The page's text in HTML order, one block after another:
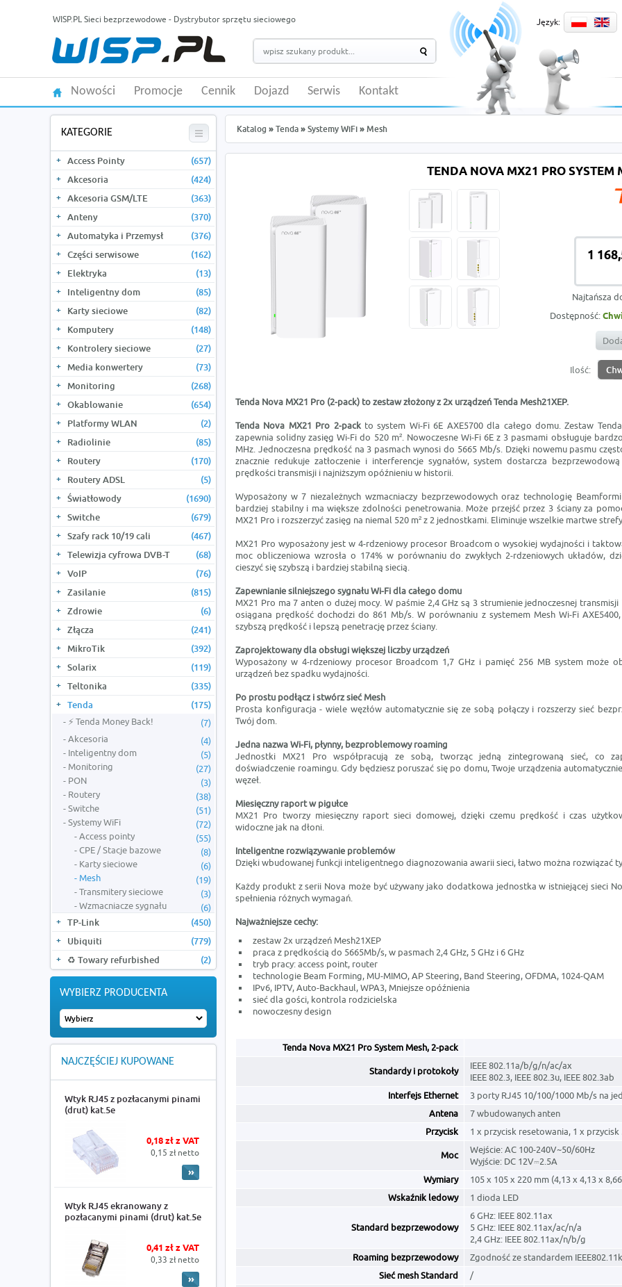
WISP.PL Sieci bezprzewodowe - Dystrybutor sprzętu sieciowego Język:
Nowości Promocje Cennik Dojazd Serwis Kontakt
KATEGORIE
Access Pointy
(657)
Akcesoria
(424)
Akcesoria GSM/LTE
(363)
Anteny
(370)
Automatyka i Przemysł
(376)
Części serwisowe
(162)
Elektryka
(13)
Inteligentny dom
(85)
Karty sieciowe
(82)
Komputery
(148)
Kontrolery sieciowe
(27)
Media konwertery
(73)
Monitoring
(268)
Okablowanie
(654)
Platformy WLAN
(2)
Radiolinie
(85)
Routery
(170)
Routery ADSL
(5)
Światłowody
(1690)
Switche
(679)
Szafy rack 10/19 cali
(467)
Telewizja cyfrowa DVB-T
(68)
VoIP
(76)
Zasilanie
(815)
Zdrowie
(6)
Złącza
(241)
MikroTik
(392)
Solarix
(119)
Teltonika
(335)
Tenda
(175)
⚡ Tenda Money Back!
(7)
Akcesoria
(4)
Inteligentny dom
(5)
Monitoring
(27)
PON
(3)
Routery
(38)
Switche
(51)
Systemy WiFi
(72)
Access pointy
(55)
CPE / Stacje bazowe
(8)
Karty sieciowe
(6)
Mesh
(19)
Transmitery sieciowe
(3)
Wzmacniacze sygnału
(6)
TP-Link
(450)
Ubiquiti
(779)
♻️ Towary refurbished
(2)
WYBIERZ PRODUCENTA
NAJCZĘŚCIEJ KUPOWANE
Wtyk RJ45 z pozłacanymi pinami
(drut) kat.5e
0,18 zł z VAT
0,15 zł netto
Wtyk RJ45 ekranowany z
pozłacanymi pinami (drut) kat.5e
0,41 zł z VAT
0,33 zł netto
Katalog » Tenda » Systemy WiFi » Mesh
TENDA NOVA MX21 PRO SYSTEM
1
Najtańsza
Dostępność:
Ilość:
Tenda Nova MX21 Pro (2-pack) to zestaw złożony z 2x urządzeń Tenda Mesh21XEP.
Tenda Nova MX21 Pro 2-packto system Wi-Fi 6E AXE5700 dla całego domu. Zestaw
zapewnia solidny zasięg Wi-Fi do 520 m². Nowoczesne Wi-Fi 6E z 3 pasmami obsługuje
MHz. Jednoczesna prędkość na 3 pasmach wynosi do 5665 Mb/s. Dzięki nowemu pasmu
znacznie redukuje zatłoczenie i interferencje sygnałów, system dostarcza
prędkości transmisji i najniższym opóźnieniu w historii.
Wyposażony w 7 niezależnych wzmacniaczy bezprzewodowych oraz technologię
bardziej stabilny i ma większe zdolności penetrowania. Może przejść przez 3 ściany za
MX21 Pro i rozszerzyć zasięg na niemal 520 m² z 2 jednostkami. Eliminuje wszelkie martwe
MX21 Pro wyposażony jest w 4-rdzeniowy procesor Broadcom o wysokiej wydajności i
moc obliczeniowa wzrosła o 174% w porównaniu do zwykłych 2-rdzeniowych układów,
cieszyć się szybszą i bardziej stabilną siecią.
Zapewnianie silniejszego sygnału Wi-Fi dla całego domu
MX21 Pro ma 7 anten o dużej mocy. W paśmie 2,4 GHz są 3 strumienie jednoczesnej
osiągana prędkość dochodzi do 861 Mb/s. W porównaniu z systemem Mesh Wi-Fi
szybszą prędkość i lepszą penetrację przez ściany.
Zaprojektowany dla obsługi większej liczby urządzeń
Wyposażony w 4-rdzeniowy procesor Broadcom 1,7 GHz i pamięć 256 MB system może
urządzeń bez spadku wydajności.
Po prostu podłącz i stwórz sieć Mesh
Prosta konfiguracja - wiele węzłów automatycznie się ze sobą połączy i rozszerzy sieć
Twój dom.
Jedna nazwa Wi-Fi, płynny, bezproblemowy roaming
Jednostki MX21 Pro współpracują ze sobą, tworząc jedną zintegrowaną sieć, co
doświadczenie roamingu. Gdy będziesz poruszać się po domu, Twoje urządzenia
węzeł.
Miesięczny raport w pigułce
MX21 Pro tworzy miesięczny raport sieci domowej, dzięki czemu prędkość i czas
widoczne jak na dłoni.
Inteligentne rozwiązywanie problemów
Dzięki wbudowanej funkcji inteligentnego diagnozowania awarii sieci, łatwo można rozwiązać
Każdy produkt z serii Nova może być używany jako dodatkowa jednostka w istniejącej sieci
spełnienia różnych wymagań.
Najważniejsze cechy:
zestaw 2x urządzeń Mesh21XEP
praca z prędkością do 5665Mb/s, w pasmach 2,4 GHz, 5 GHz i 6 GHz
tryb pracy: access point, router
technologie Beam Forming, MU-MIMO, AP Steering, Band Steering, OFDMA, 1024-QAM
IPv6, IPTV, Auto-Backhaul, WPA3, Mniejsze opóźnienia
sieć dla gości, kontrola rodzicielska
nowoczesny design
Tenda Nova MX21 Pro System Mesh, 2-pack
Standardy i protokoły
IEEE 802.11a/b/g/n/ac/ax
IEEE 802.3, IEEE 802.3u, IEEE 802.3ab
Interfejs Ethernet
3 porty RJ45 10/100/1000 Mb/s na
Antena
7 wbudowanych anten
Przycisk
1 x przycisk resetowania, 1 x przycisk
Moc
Wejście: AC 100-240V~50/60Hz
Wyjście: DC 12V⎓2.5A
Wymiary
105 x 105 x 220 mm (4,13 x 4,13 x
Wskaźnik ledowy
1 dioda LED
Standard bezprzewodowy
6 GHz: IEEE 802.11ax
5 GHz: IEEE 802.11ax/ac/n/a
2,4 GHz: IEEE 802.11ax/n/b/g
Roaming bezprzewodowy
Zgodność ze standardem
Sieć mesh Standard
/